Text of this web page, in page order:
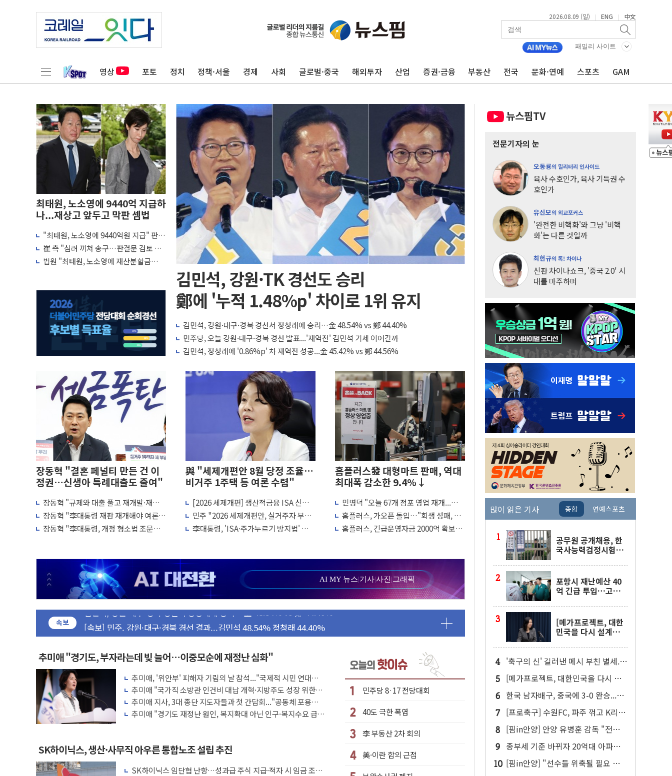
2026.08.09 (일) | ENG | 中文
패밀리 사이트
영상 포토 정치 정책·서울 경제 사회 글로벌·중국 해외투자 산업 증권·금융 부동산 전국 문화·연예 스포츠 GAM
최태원, 노소영에 9440억 지급하
나...재상고 앞두고 막판 셈법
"최태원, 노소영에 9440억원 지급" 판
결…재상고시 다시 대법으로
崔 측 "심려 끼쳐 송구…판결문 검토 후
재상고 여부 결정"·노소영 측 묵묵부답
법원 "최태원, 노소영에 재산분할금
김민석, 강원·TK 경선도 승리
鄭에 '누적 1.48%p' 차이로 1위 유지
김민석, 강원·대구·경북 경선서 정청래에 승리…金 48.54% vs 鄭 44.40%
민주당, 오늘 강원·대구·경북 경선 발표...'재역전' 김민석 기세 이어갈까
김민석, 정청래에 '0.86%p' 차 재역전 성공...金 45.42% vs 鄭 44.56%
장동혁 "결혼 페널티 만든 건 이
정권…신생아 특례대출도 줄여"
장동혁 "규제와 대출 풀고 재개발·재건
축 촉진하는 것이 부동산 정상화"
장동혁 "李대통령 재판 재개해야 여론조
사 51.9%…그것이 국민의 뜻"
장동혁 "李대통령, 개정 형소법 조문도
與 "세제개편안 8월 당정 조율…
비거주 1주택 등 여론 수렴"
[2026 세제개편] 생산적금융 ISA 신설...
국내 투자 땐 이자·배당 전액 '비과세'
민주 "2026 세제개편안, 실거주자 부담
줄이고 과세 형평 바로잡는 개편"
李대통령, 'ISA·주가누르기 방지법' 전면
홈플러스發 대형마트 판매, 역대
최대폭 감소한 9.4%↓
민병덕 "오늘 67개 점포 영업 재개...장바
구니에 홈플러스 담아달라" 호소
홈플러스, 가오픈 돌입…"회생 성패, 상
품 공급·협력사 신뢰 회복에 달렸다"
홈플러스, 긴급운영자금 2000억 확보…
AI MY 뉴스|기사|사진 |그래픽
속보
평택 진위면 공장서 질식사고 발생…작업자 1명 숨져
포항 블루밸리 국가산단에 '철강 AI융합실증센터' 들어선다
[종합] 김민석, 정청래에 누적 1.48%p 차 선두 유지...金 46.01% vs 鄭 44.53%
민주당 경북도당위원장에 오중기 당선...합산득표율 68.63%
인천서 말다툼 중 어머니 살해 10대 구속…범행 후 반려견도 죽여
김민석, 강원·대구·경북 경선서 정청래에 승리…金 48.54% vs 鄭 44.40%
[속보] 민주, 강원·대구·경북 경선 결과...김민석 48.54% 정청래 44.40%
[속보] 민주, 경북 경선 결과 발표...김민석 47.37% 정청래 45.71% 송영길 6.92%
[속보] 민주, 강원 경선 결과 발표...김민석 50.30% 정청래 41.94% 송영길 7.76%
정재헌 CEO, SKT 장기고객 400명 맞이…"마음 잇는 시간 되길"
최태원, 노소영에 9440억 지급 확정되나…재상고 앞두고 막판 셈법
하나금융, 명동 소상공인에 '행복상자' 전달
인천시 광복절 현수막 '태극기 거꾸로' 논란…이틀만에 철거
홈플러스發 대형마트 판매, 역대 최대폭 감소한 9.4%↓…유통업계 양극화 심화
윤준병·이해민 의원, '정부 특사'로 콜롬비아 대통령 취임식 참석
추미애 "경기도, 부자라는데 빚 늘어…이중모순에 재정난 심화"
추미애, '위안부' 피해자 기림의 날 참석..."국제적 시민 연대로
목소리 내야"
추미애 "국가직 소방관 인건비 대납 개혁·지방주도 성장 위한
재정개편 시급"
추미애 지사, 3대 종단 지도자들과 첫 간담회..."공동체 포용에
감사"
추미애 "경기도 재정난 원인, 복지확대 아닌 인구·복지수요 급
SK하이닉스, 생산·사무직 아우른 통합노조 설립 추진
SK하이닉스 임단협 난항…성과급 주식 지급·적자 시 임금 조정
민주당 8·17 전당대회
40도 극한 폭염
李 부동산 2차 회의
美·이란 합의 근접
뉴스핌TV
전문기자의 눈
오동룡의 밀리터리 인사이드
육사 수호인가, 육사 기득권 수
호인가
유신모의 외교포커스
'완전한 비핵화'와 그냥 '비핵
화'는 다른 것일까
최헌규의 톡! 차이나
신판 차이나쇼크, '중국 2.0' 시
대를 마주하며
많이 읽은 기사 종합 연예스포츠
공무원 공개채용, 한
국사능력검정시험으
포항시 재난예산 40
억 긴급 투입…고수
'총력'
[메가프로젝트, 대한
민국을 다시 설계하
는 '제3의 성장엔진'
'축구의 신' 길러낸 메시 부친 별세...
향년 68세
[메가프로젝트, 대한민국을 다시 설
계하다] ② AI 승부는 데이터센터에
서 갈린다
한국 남자배구, 중국에 3-0 완승...동
아시아선수권 결승 진출
[프로축구] 수원FC, 파주 꺾고 K리그
2 3위 도약…성남은 천안에 극장승
[핌in안양] 안양 유병훈 감독 "전반
압박 강도 떨어진 게 패인"...아일톤
은 곧 복귀
종부세 기준 바뀌자 20억대 아파트
'들썩'…세입자 불안도 커진다
[핌in안양] "선수들 위축될 필요 없